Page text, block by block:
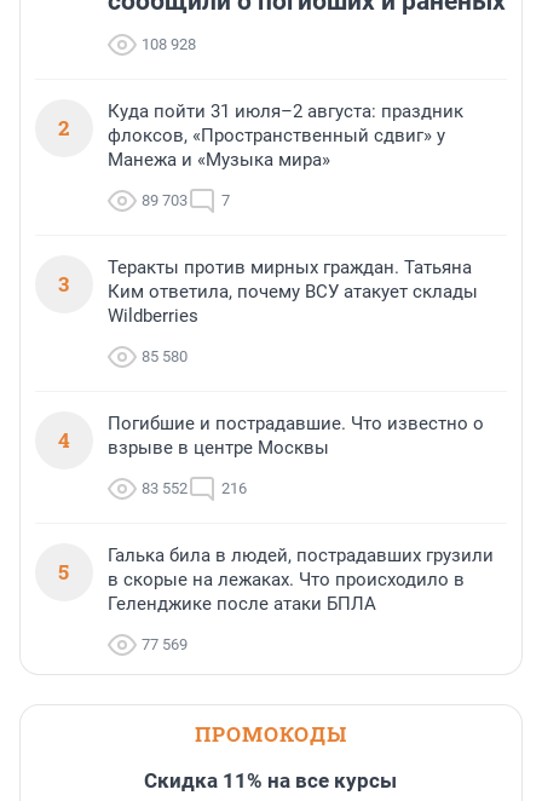
108 928
2
Куда пойти 31 июля–2 августа: праздник
флоксов, «Пространственный сдвиг» у
Манежа и «Музыка мира»
89 703 7
3
Теракты против мирных граждан. Татьяна
Ким ответила, почему ВСУ атакует склады
Wildberries
85 580
4
Погибшие и пострадавшие. Что известно о
взрыве в центре Москвы
83 552 216
5
Галька била в людей, пострадавших грузили
в скорые на лежаках. Что происходило в
Геленджике после атаки БПЛА
77 569
ПРОМОКОДЫ
Скидка 11% на все курсы